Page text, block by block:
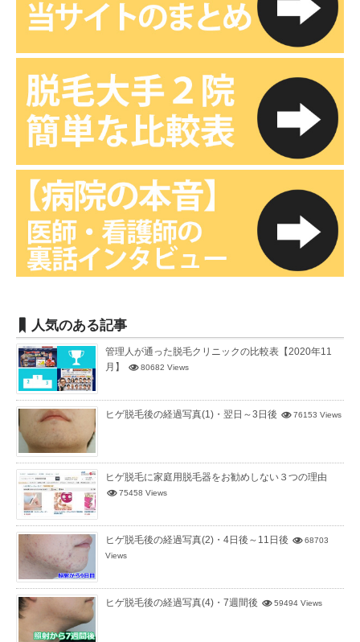
人気のある記事
管理人が通った脱毛クリニックの比較表【2020年11
月】
80682 Views
ヒゲ脱毛後の経過写真(1)・翌日～3日後 76153 Views
ヒゲ脱毛に家庭用脱毛器をお勧めしない３つの理由
75458 Views
ヒゲ脱毛後の経過写真(2)・4日後～11日後
68703
Views
ヒゲ脱毛後の経過写真(4)・7週間後 59494 Views